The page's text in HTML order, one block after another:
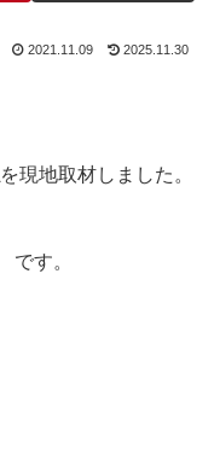
2021.11.09 2025.11.30
を現地取材しました。
です。